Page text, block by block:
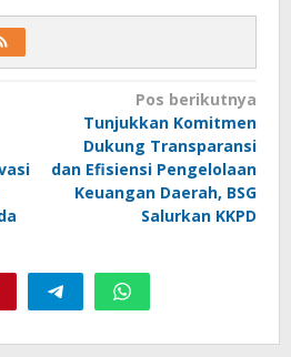
Pos berikutnya
Tunjukkan Komitmen
Dukung Transparansi
dan Efisiensi Pengelolaan
Keuangan Daerah, BSG
Salurkan KKPD